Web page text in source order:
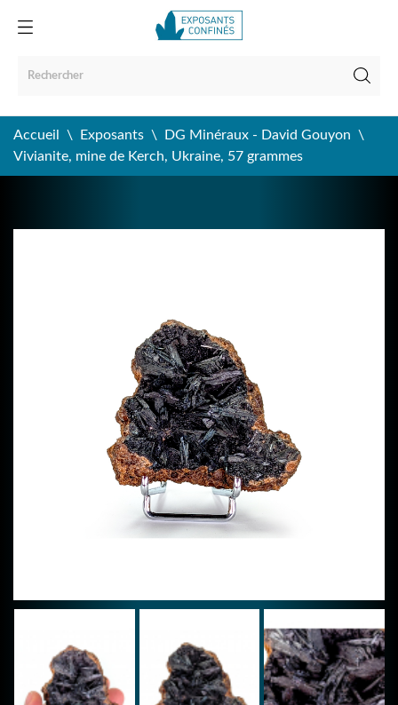
Accueil Exposants
DG Minéraux - David Gouyon
Vivianite, mine de Kerch, Ukraine, 57 grammes